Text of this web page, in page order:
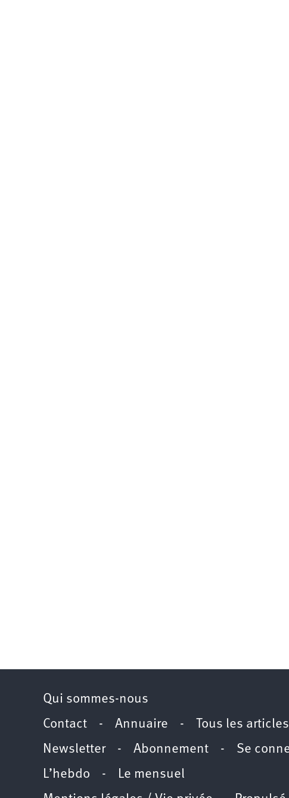
Qui sommes-nous
Contact - Annuaire - Tous les articles
Newsletter- Abonnement - Se
L’hebdo - Le mensuel